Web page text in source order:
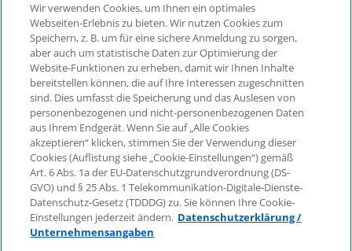
©2026 KPMG Law Rechtsanwaltsgesellschaft mbH,
assoziiert mit der KPMG AG
Wirtschaftsprüfungsgesellschaft, einer
Aktiengesellschaft nach deutschem Recht und ein
Mitglied der globalen KPMG-Organisation
unabhängiger Mitgliedsfirmen, die KPMG International
Limited, einer Private English Company Limited by
Guarantee, angeschlossen sind. Alle Rechte
vorbehalten. Für weitere Einzelheiten über die Struktur
der globalen Organisation von KPMG besuchen Sie
bittehttps://home.kpmg/governance.
KPMG International erbringt keine Dienstleistungen für
Kunden. Keine Mitgliedsfirma ist befugt, KPMG
Wir verwenden Cookies, um Ihnen ein optimales
Webseiten-Erlebnis zu bieten. Wir nutzen Cookies zum
Speichern, z. B. um für eine sichere Anmeldung zu sorgen,
aber auch um statistische Daten zur Optimierung der
Website-Funktionen zu erheben, damit wir Ihnen Inhalte
bereitstellen können, die auf Ihre Interessen zugeschnitten
sind. Dies umfasst die Speicherung und das Auslesen von
personenbezogenen und nicht-personenbezogenen Daten
aus Ihrem Endgerät. Wenn Sie auf „Alle Cookies
akzeptieren“ klicken, stimmen Sie der Verwendung dieser
Cookies (Auflistung siehe „Cookie-Einstellungen“) gemäß
Art. 6 Abs. 1a der EU-Datenschutzgrundverordnung (DS-
GVO) und § 25 Abs. 1 Telekommunikation-Digitale-Dienste-
Datenschutz-Gesetz (TDDDG) zu. Sie können Ihre Cookie-
Einstellungen jederzeit ändern. Datenschutzerklärung /
Unternehmensangaben